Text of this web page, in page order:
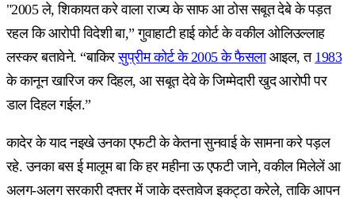
"2005 ले, शिकायत करे वाला राज्य के साफ आ ठोस सबूत देबे के पड़त
रहल कि आरोपी विदेशी बा,” गुवाहाटी हाई कोर्ट के वकील ओलिउल्लाह
लस्कर बतावेने. “बाकिरसुप्रीम कोर्ट के 2005 के फैसलाआइल, त 1983
के कानून खारिज कर दिहल, आ सबूत देवे के जिम्मेदारी खुद आरोपी पर
डाल दिहल गईल.”
कादेर के याद नइखे उनका एफटी के केतना सुनवाई के सामना करे पड़ल
रहे. उनका बस ई मालूम बा कि हर महीना ऊ एफटी जाने, वकील मिलेलें आ
अलग-अलग सरकारी दफ्तर में जाके दस्तावेज इकट्ठा करेले, ताकि आपन